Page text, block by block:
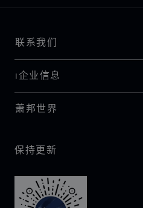
联系我们
I企业信息
萧邦世界
保持更新